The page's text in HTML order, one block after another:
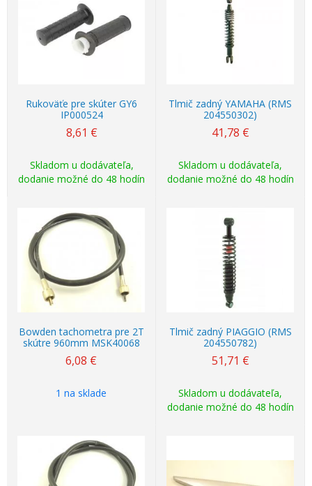
Rukoväťe pre skúter GY6
IP000524
8,61 €
Skladom u dodávateľa,
dodanie možné do 48 hodín
Tlmič zadný YAMAHA (RMS
204550302)
41,78 €
Skladom u dodávateľa,
dodanie možné do 48 hodín
Bowden tachometra pre 2T
skútre 960mm MSK40068
6,08 €
1 na sklade
Tlmič zadný PIAGGIO (RMS
204550782)
51,71 €
Skladom u dodávateľa,
dodanie možné do 48 hodín